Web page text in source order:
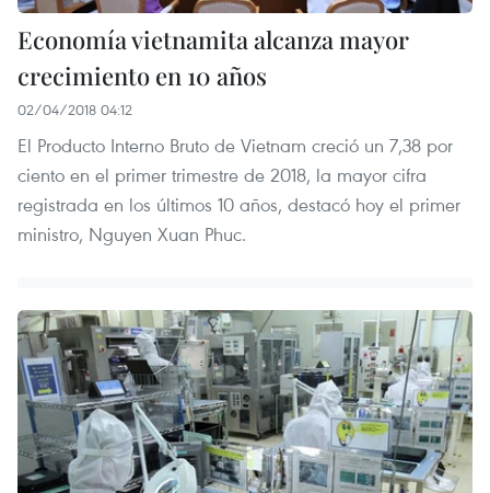
Economía vietnamita alcanza mayor
crecimiento en 10 años
02/04/2018 04:12
El Producto Interno Bruto de Vietnam creció un 7,38 por
ciento en el primer trimestre de 2018, la mayor cifra
registrada en los últimos 10 años, destacó hoy el primer
ministro, Nguyen Xuan Phuc.